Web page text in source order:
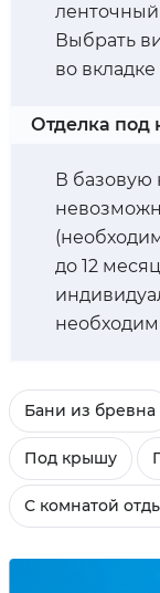
Выбрать
во
Отделка под
В базовую
до 12
Бани из бревна
Под крышу
С комнатой